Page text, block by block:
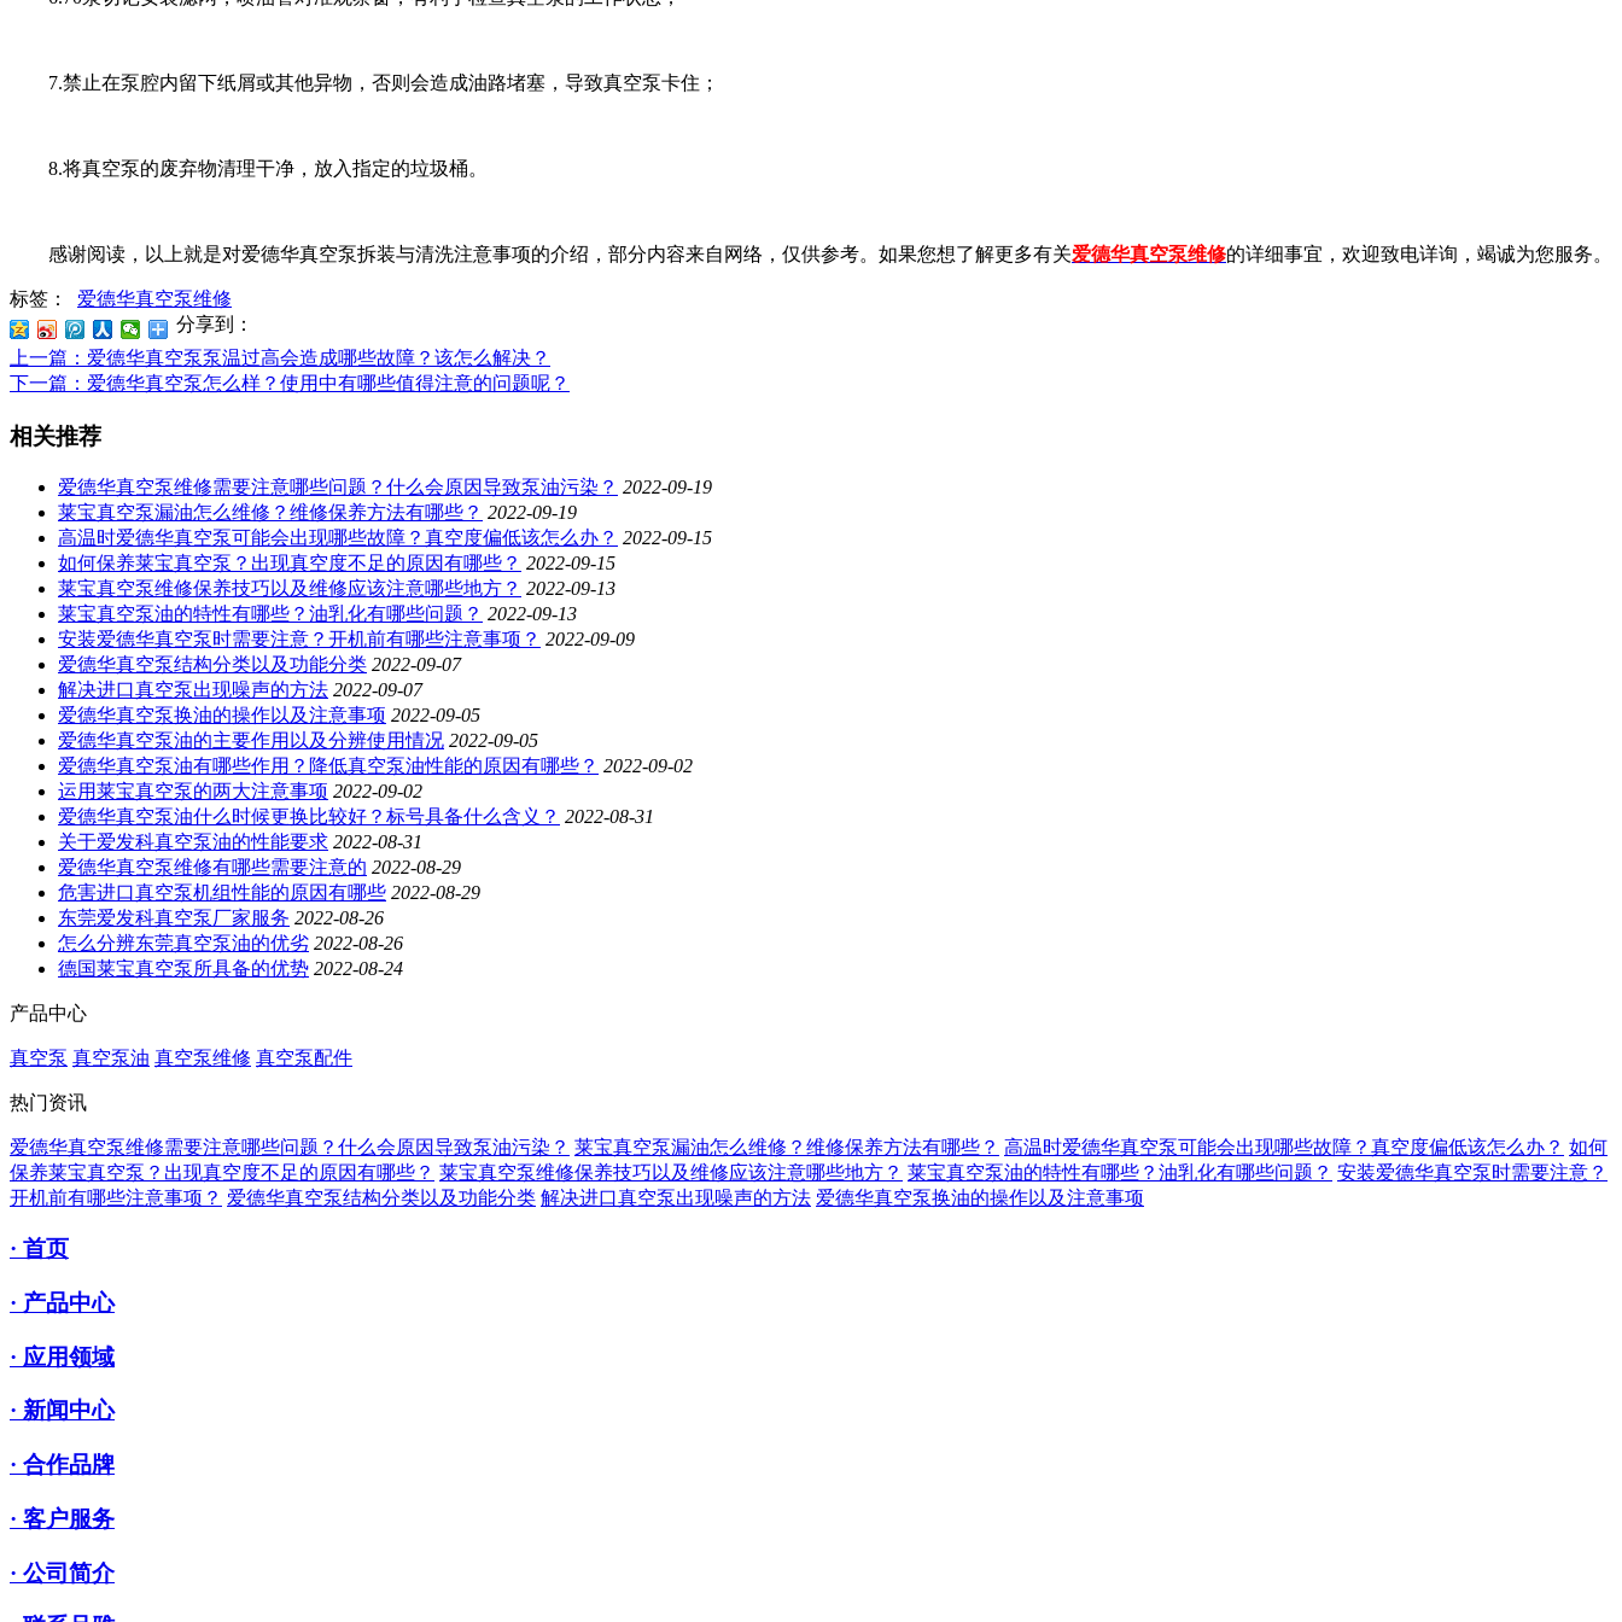
7.禁止在泵腔内留下纸屑或其他异物，否则会造成油路堵塞，导致真空泵卡住；
8.将真空泵的废弃物清理干净，放入指定的垃圾桶。
感谢阅读，以上就是对爱德华真空泵拆装与清洗注意事项的介绍，部分内容来自网络，仅供参考。如果您想了解更多有关爱德华真空泵维修的详细事宜，欢迎致电详询，竭诚为您服务。
标签： 爱德华真空泵维修
分享到：
上一篇 ：爱德华真空泵泵温过高会造成哪些故障？该怎么解决？
下一篇 ：爱德华真空泵怎么样？使用中有哪些值得注意的问题呢？
相关推荐
爱德华真空泵维修需要注意哪些问题？什么会原因导致泵油污染？ 2022-09-19
莱宝真空泵漏油怎么维修？维修保养方法有哪些？ 2022-09-19
高温时爱德华真空泵可能会出现哪些故障？真空度偏低该怎么办？ 2022-09-15
如何保养莱宝真空泵？出现真空度不足的原因有哪些？ 2022-09-15
莱宝真空泵维修保养技巧以及维修应该注意哪些地方？ 2022-09-13
莱宝真空泵油的特性有哪些？油乳化有哪些问题？ 2022-09-13
安装爱德华真空泵时需要注意？开机前有哪些注意事项？ 2022-09-09
爱德华真空泵结构分类以及功能分类 2022-09-07
解决进口真空泵出现噪声的方法 2022-09-07
爱德华真空泵换油的操作以及注意事项 2022-09-05
爱德华真空泵油的主要作用以及分辨使用情况 2022-09-05
爱德华真空泵油有哪些作用？降低真空泵油性能的原因有哪些？ 2022-09-02
运用莱宝真空泵的两大注意事项 2022-09-02
爱德华真空泵油什么时候更换比较好？标号具备什么含义？ 2022-08-31
关于爱发科真空泵油的性能要求 2022-08-31
爱德华真空泵维修有哪些需要注意的 2022-08-29
危害进口真空泵机组性能的原因有哪些 2022-08-29
东莞爱发科真空泵厂家服务 2022-08-26
怎么分辨东莞真空泵油的优劣 2022-08-26
德国莱宝真空泵所具备的优势 2022-08-24
产品中心
真空泵 真空泵油 真空泵维修 真空泵配件
热门资讯
爱德华真空泵维修需要注意哪些问题？什么会原因导致泵油污染？ 莱宝真空泵漏油怎么维修？维修保养方法有哪些？ 高温时爱德华真空泵可能会出现哪些故障？真空度偏低该怎么办？ 如何
保养莱宝真空泵？出现真空度不足的原因有哪些？ 莱宝真空泵维修保养技巧以及维修应该注意哪些地方？ 莱宝真空泵油的特性有哪些？油乳化有哪些问题？ 安装爱德华真空泵时需要注意？
开机前有哪些注意事项？ 爱德华真空泵结构分类以及功能分类 解决进口真空泵出现噪声的方法 爱德华真空泵换油的操作以及注意事项
· 首页
· 产品中心
· 应用领域
· 新闻中心
· 合作品牌
· 客户服务
· 公司简介